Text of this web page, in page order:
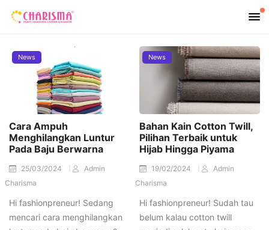
News
Cara Ampuh
Menghilangkan Luntur
Pada Baju Berwarna
25/03/2024
Admin
Charisma
Hi fashionpreneur! Sedang
mencari cara menghilangkan
News
Bahan Kain Cotton Twill,
Pilihan Terbaik untuk
Hijab Hingga Piyama
19/02/2024
Admin
Charisma
Hi fashionpreneur! Sudah tau
belum kalau cotton twill